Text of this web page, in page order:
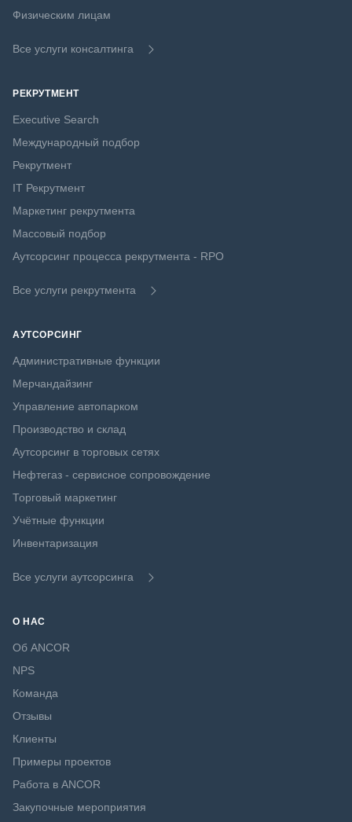
Физическим лицам
Все услуги консалтинга
РЕКРУТМЕНТ
Executive Search
Международный подбор
Рекрутмент
IT Рекрутмент
Маркетинг рекрутмента
Массовый подбор
Аутсорсинг процесса рекрутмента - RPO
Все услуги рекрутмента
АУТСОРСИНГ
Административные функции
Мерчандайзинг
Управление автопарком
Производство и склад
Аутсорсинг в торговых сетях
Нефтегаз - сервисное сопровождение
Торговый маркетинг
Учётные функции
Инвентаризация
Все услуги аутсорсинга
О НАС
Об ANCOR
NPS
Команда
Отзывы
Клиенты
Примеры проектов
Работа в ANCOR
Закупочные мероприятия